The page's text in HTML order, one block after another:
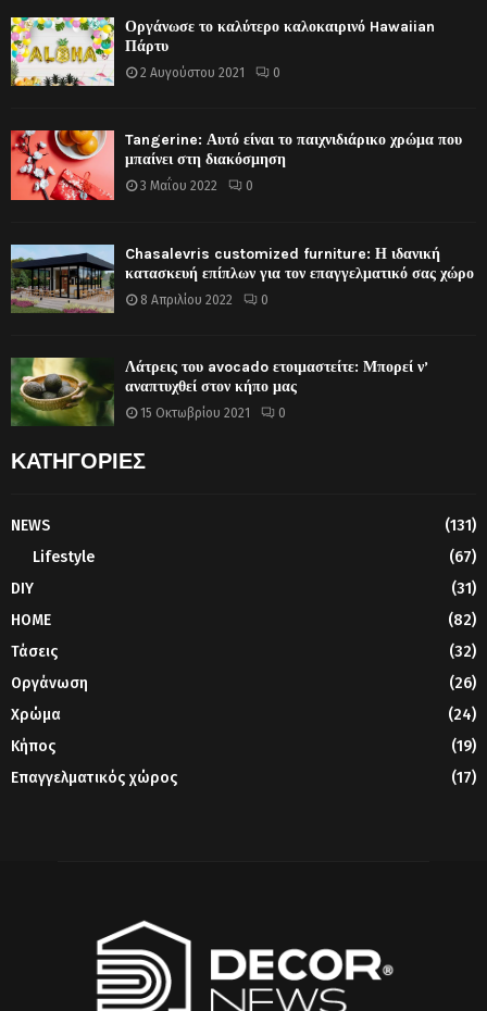
Οργάνωσε το καλύτερο καλοκαιρινό Hawaiian
Πάρτυ
2 Αυγούστου 2021 0
Tangerine: Αυτό είναι το παιχνιδιάρικο χρώμα που
μπαίνει στη διακόσμηση
3 Μαΐου 2022 0
Chasalevris customized furniture: Η ιδανική
κατασκευή επίπλων για τον επαγγελματικό σας χώρο
8 Απριλίου 2022 0
Λάτρεις του avocado ετοιμαστείτε: Μπορεί ν’
αναπτυχθεί στον κήπο μας
15 Οκτωβρίου 2021 0
ΚΑΤΗΓΟΡΙΕΣ
NEWS
(131)
Lifestyle
(67)
DIY
(31)
HOME
(82)
Τάσεις
(32)
Οργάνωση
(26)
Χρώμα
(24)
Κήπος
(19)
Επαγγελματικός χώρος
(17)